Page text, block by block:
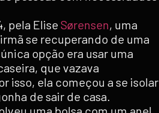
pela EliseSørensen, uma
se recuperando de uma
opção era usar uma
que vazava
isso, ela começou a se isolar
de sair de casa.